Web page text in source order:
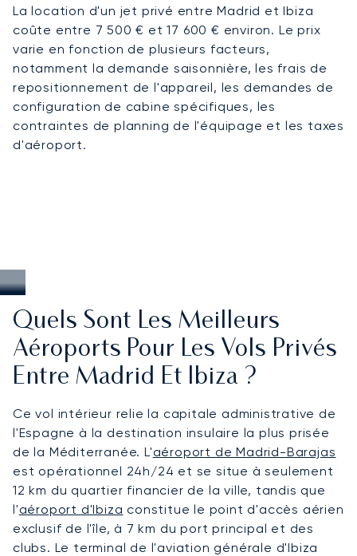
La location d'un jet privé entre Madrid et Ibiza
coûte entre 7 500 € et 17 600 € environ. Le prix
varie en fonction de plusieurs facteurs,
notamment la demande saisonnière, les frais de
repositionnement de l'appareil, les demandes de
configuration de cabine spécifiques, les
contraintes de planning de l'équipage et les taxes
d'aéroport.
Quels Sont Les Meilleurs
Aéroports Pour Les Vols Privés
Entre Madrid Et Ibiza ?
Ce vol intérieur relie la capitale administrative de
l'Espagne à la destination insulaire la plus prisée
de la Méditerranée. L'aéroport de Madrid-Barajas
est opérationnel 24h/24 et se situe à seulement
12 km du quartier financier de la ville, tandis que
l'aéroport d'Ibiza constitue le point d'accès aérien
exclusif de l'île, à 7 km du port principal et des
clubs. Le terminal de l'aviation générale d'Ibiza